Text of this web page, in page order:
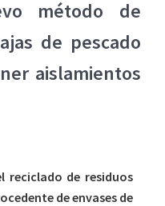
método de
de pescado
aislamientos
reciclado de residuos
de envases de